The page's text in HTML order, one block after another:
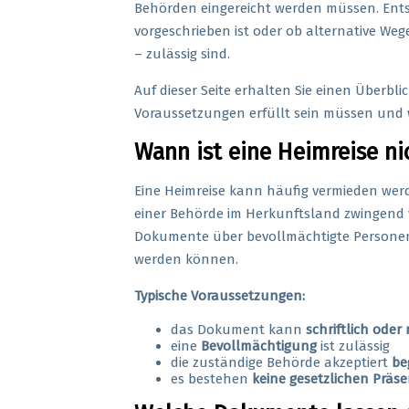
Behörden eingereicht werden müssen.
vorgeschrieben ist oder ob alternative
– zulässig sind.
Auf dieser Seite erhalten Sie einen
Voraussetzungen erfüllt sein müssen
Wann ist eine Heimreise
Eine Heimreise kann häufig vermieden
einer Behörde im Herkunftsland
Dokumente über bevollmächtigte
werden können.
Typische Voraussetzungen:
das Dokument kann schriftlich oder
eine Bevollmächtigung ist zulässig
die zuständige Behörde akzeptiert
es bestehen keine gesetzlichen